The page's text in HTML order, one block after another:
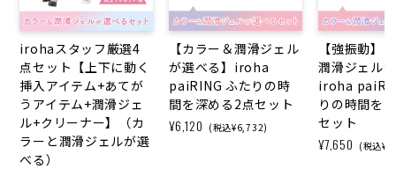
irohaスタッフ厳選4
点セット【上下に動く
挿入アイテム+あてが
うアイテム+潤滑ジェ
ル+クリーナー】（カ
ラーと潤滑ジェルが選
べる）
【カラー＆潤滑ジェル
が選べる】iroha
paiRING ふたりの時
間を深める2点セット
¥6,120 (税込¥6,732)
【強振動】
潤滑ジェル
iroha
りの時間を
セット
¥7,650 (税込